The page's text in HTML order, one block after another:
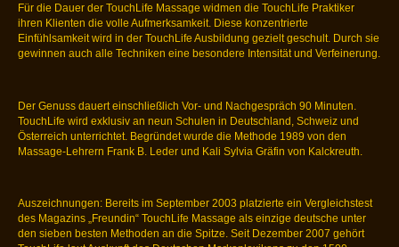
Für die Dauer der TouchLife Massage widmen die TouchLife Praktiker
ihren Klienten die volle Aufmerksamkeit. Diese konzentrierte
Einfühlsamkeit wird in der TouchLife Ausbildung gezielt geschult. Durch sie
gewinnen auch alle Techniken eine besondere Intensität und Verfeinerung.
Der Genuss dauert einschließlich Vor- und Nachgespräch 90 Minuten.
TouchLife wird exklusiv an neun Schulen in Deutschland, Schweiz und
Österreich unterrichtet. Begründet wurde die Methode 1989 von den
Massage-Lehrern Frank B. Leder und Kali Sylvia Gräfin von Kalckreuth.
Auszeichnungen: Bereits im September 2003 platzierte ein Vergleichstest
des Magazins „Freundin“ TouchLife Massage als einzige deutsche unter
den sieben besten Methoden an die Spitze. Seit Dezember 2007 gehört